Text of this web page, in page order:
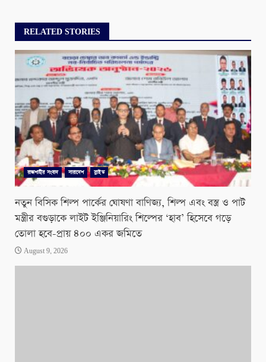
RELATED STORIES
রাজশাহীর সংবাদ সারাদেশ স্লাইড
নতুন বিসিক শিল্প পার্কের ঘোষণা বাণিজ্য, শিল্প এবং বস্ত্র ও পাট
মন্ত্রীর বগুড়াকে লাইট ইঞ্জিনিয়ারিং শিল্পের ‘হাব’ হিসেবে গড়ে
তোলা হবে-প্রায় ৪০০ একর জমিতে
August 9, 2026